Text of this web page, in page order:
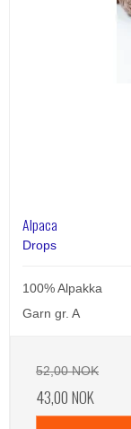
Alpaca
Drops
100% Alpakka
Garn gr. A
52,00 NOK
43,00 NOK